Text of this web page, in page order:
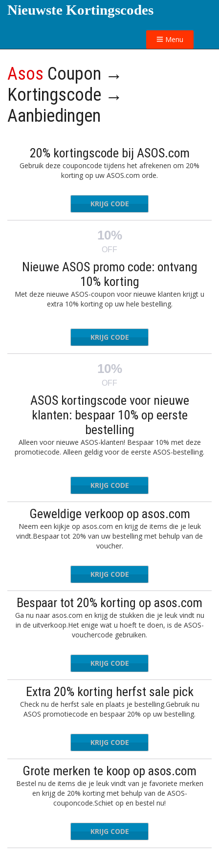
Nieuwste Kortingscodes
Menu
Asos Coupon →
Kortingscode →
Aanbiedingen
20% kortingscode bij ASOS.com
Gebruik deze couponcode tijdens het afrekenen om 20%
korting op uw ASOS.com orde.
SPEEDY
KRIJG CODE
10%
OFF
Nieuwe ASOS promo code: ontvang
10% korting
Met deze nieuwe ASOS-coupon voor nieuwe klanten krijgt u
extra 10% korting op uw hele bestelling.
IFRIEND
KRIJG CODE
10%
OFF
ASOS kortingscode voor nieuwe
klanten: bespaar 10% op eerste
bestelling
Alleen voor nieuwe ASOS-klanten! Bespaar 10% met deze
promotiecode. Alleen geldig voor de eerste ASOS-bestelling.
IFRIEND
KRIJG CODE
Geweldige verkoop op asos.com
Neem een kijkje op asos.com en krijg de items die je leuk
vindt.Bespaar tot 20% van uw bestelling met behulp van de
voucher.
ENJOY
KRIJG CODE
Bespaar tot 20% korting op asos.com
Ga nu naar asos.com en krijg de stukken die je leuk vindt nu
in de uitverkoop.Het enige wat u hoeft te doen, is de ASOS-
vouchercode gebruiken.
SZNL
KRIJG CODE
Extra 20% korting herfst sale pick
Check nu de herfst sale en plaats je bestelling.Gebruik nu
ASOS promotiecode en bespaar 20% op uw bestelling.
SZNL
KRIJG CODE
Grote merken te koop op asos.com
Bestel nu de items die je leuk vindt van je favoriete merken
en krijg de 20% korting met behulp van de ASOS-
couponcode.Schiet op en bestel nu!
SHOPNOW
KRIJG CODE